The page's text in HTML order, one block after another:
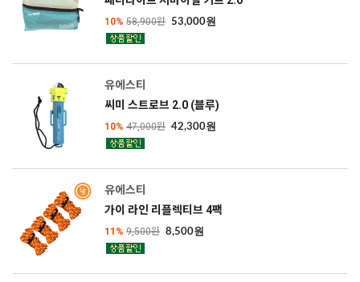
10% 58,900원 53,000원
유에스티
씨미 스트로브 2.0 (블루)
10% 47,000원 42,300원
유에스티
가이 라인 리플렉티브 4팩
11% 9,500원 8,500원